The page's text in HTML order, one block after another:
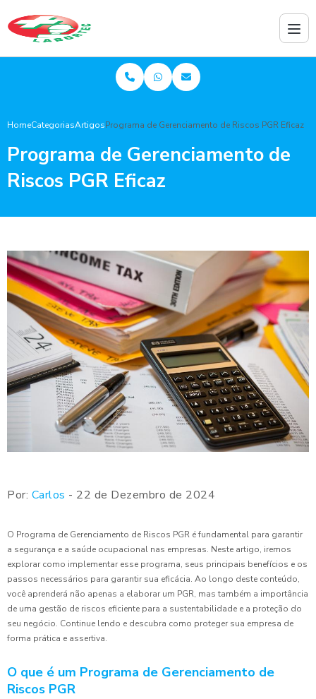
HomeCategoriasArtigosPrograma de Gerenciamento de Riscos PGR Eficaz
Programa de Gerenciamento de
Riscos PGR Eficaz
Por: Carlos - 22 de Dezembro de 2024
O Programa de Gerenciamento de Riscos PGR é fundamental para garantir
a segurança e a saúde ocupacional nas empresas. Neste artigo, iremos
explorar como implementar esse programa, seus principais benefícios e os
passos necessários para garantir sua eficácia. Ao longo deste conteúdo,
você aprenderá não apenas a elaborar um PGR, mas também a importância
de uma gestão de riscos eficiente para a sustentabilidade e a proteção do
seu negócio. Continue lendo e descubra como proteger sua empresa de
forma prática e assertiva.
O que é um Programa de Gerenciamento de
Riscos PGR